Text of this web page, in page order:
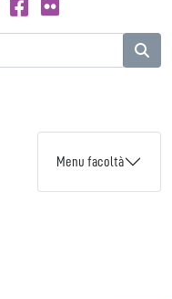
Menu facoltà